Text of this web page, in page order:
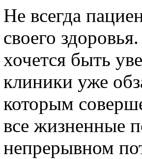
Не всегда
своего
хочется быть
клиники уже
которым
все жизненные
непрерывном